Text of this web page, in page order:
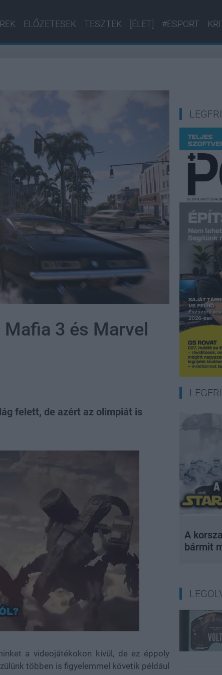
ELŐZETESEK TESZTEK [ÉLET] #ESPORT
3 és Marvel
felett, de azért az olimpiát is
a videojátékokon kívül, de ez éppoly
többen is figyelemmel követik például
A
bármit